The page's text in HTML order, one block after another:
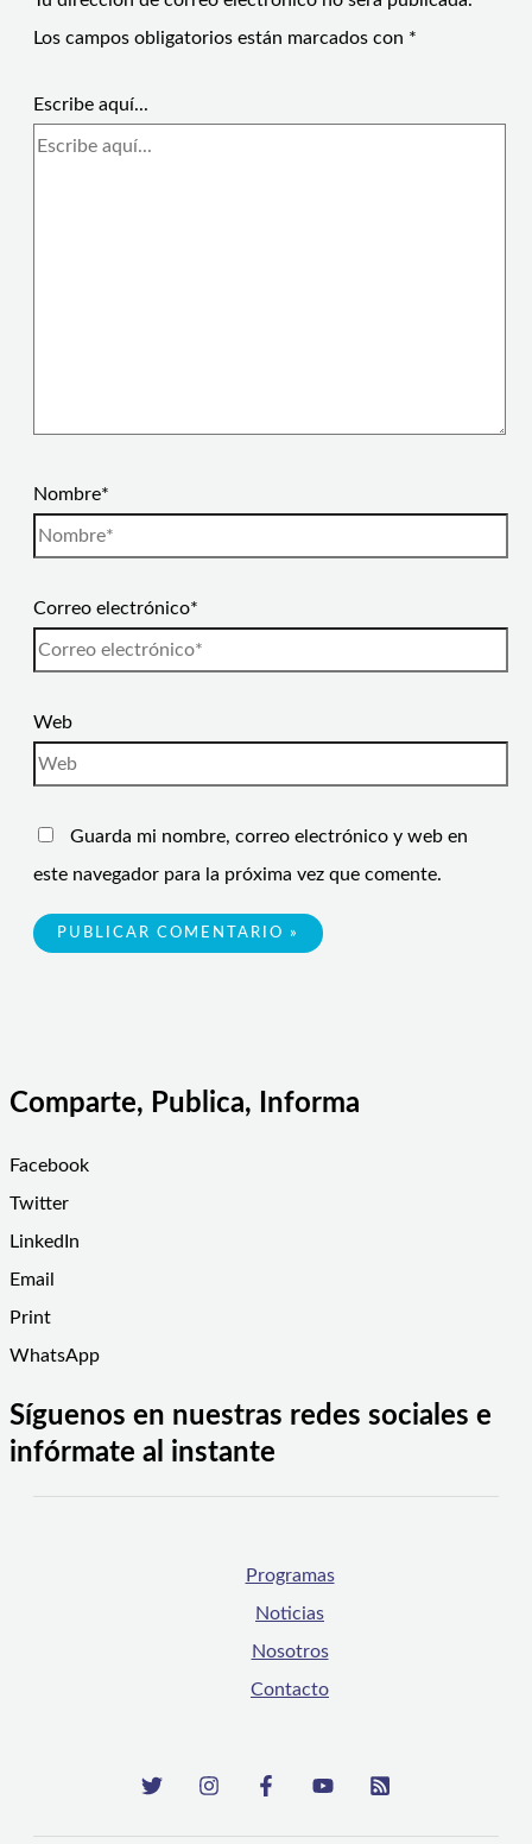
Los campos obligatorios están marcados con *
Escribe aquí...
Nombre*
Correo electrónico*
Web
Guarda mi nombre, correo electrónico y web en
este navegador para la próxima vez que comente.
Comparte, Publica, Informa
Facebook
Twitter
LinkedIn
Email
Print
WhatsApp
Síguenos en nuestras redes sociales e
infórmate al instante
Programas
Noticias
Nosotros
Contacto